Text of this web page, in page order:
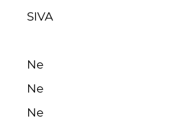
SIVA
Ne
Ne
Ne